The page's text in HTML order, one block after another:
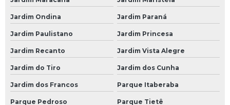
Loja de Bateria Caminhão
Loja de Bateria de 150 Amperes para Caminhão
Loja de Bateria de Caminhão 150 Amperes
Loja de Bateria de Caminhão 180 Amperes
Loja de Bateria de Caminhão Moura
Loja de Bateria Moura de Caminhão
Jardim Ondina Jardim Paraná
Jardim Paulistano Jardim Princesa
Jardim Recanto Jardim Vista Alegre
Jardim do Tiro Jardim dos Cunha
Jardim dos Francos Parque Itaberaba
Parque Pedroso Parque Tietê